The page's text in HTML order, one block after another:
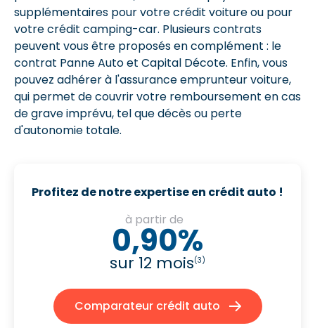
supplémentaires pour votre crédit voiture ou pour
votre crédit camping-car. Plusieurs contrats
peuvent vous être proposés en complément : le
contrat Panne Auto et Capital Décote. Enfin, vous
pouvez adhérer à l'assurance emprunteur voiture,
qui permet de couvrir votre remboursement en cas
de grave imprévu, tel que décès ou perte
d'autonomie totale.
Profitez de notre expertise en crédit auto !
à partir de
0,90%
sur 12 mois(3)
Comparateur crédit auto